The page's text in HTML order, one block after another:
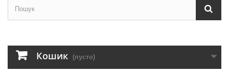
Кошик (пусто)